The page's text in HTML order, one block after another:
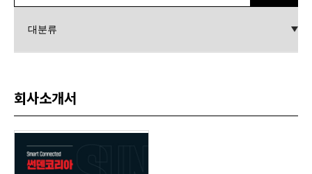
회사소개서